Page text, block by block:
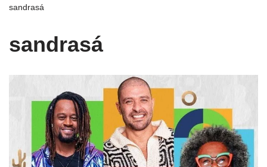
sandrasá
sandrasá